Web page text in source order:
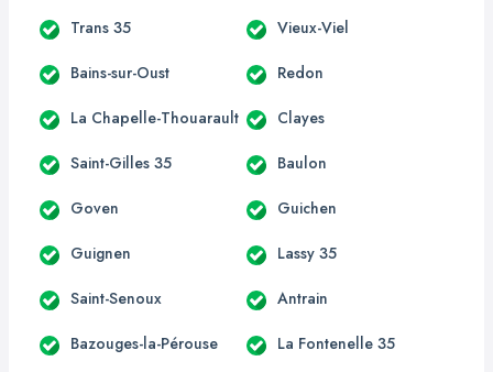
Trans 35 Vieux-Viel
Bains-sur-Oust Redon
La Chapelle-Thouarault Clayes
Saint-Gilles 35 Baulon
Goven Guichen
Guignen Lassy 35
Saint-Senoux Antrain
Bazouges-la-Pérouse La Fontenelle 35